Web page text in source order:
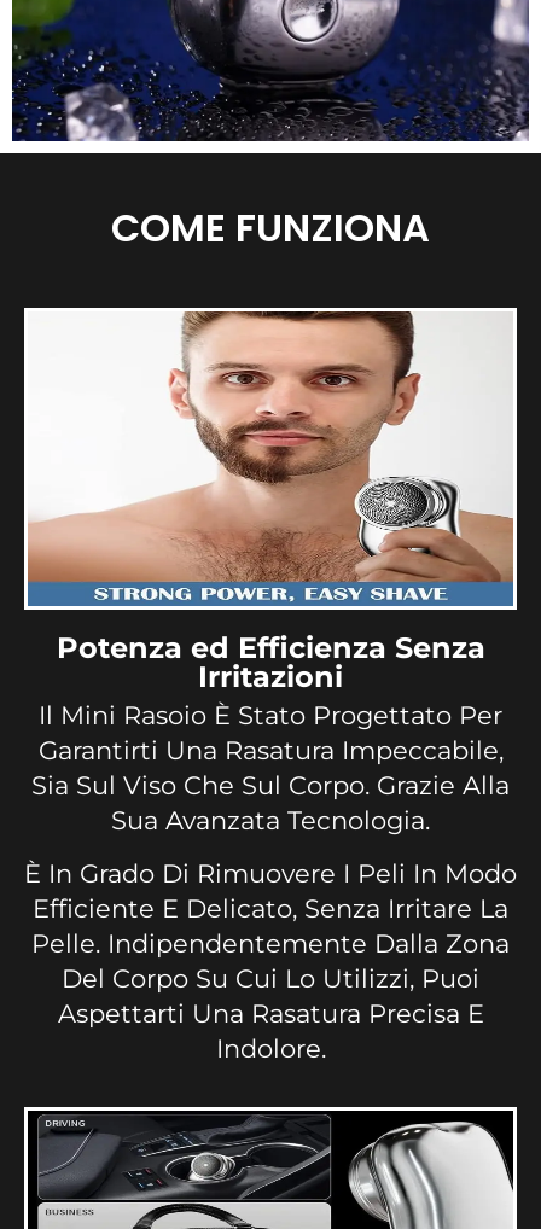
COME FUNZIONA
Potenza ed Efficienza Senza
Irritazioni
Il Mini Rasoio È Stato Progettato Per
Garantirti Una Rasatura Impeccabile,
Sia Sul Viso Che Sul Corpo. Grazie Alla
Sua Avanzata Tecnologia.
È In Grado Di Rimuovere I Peli In Modo
Efficiente E Delicato, Senza Irritare La
Pelle. Indipendentemente Dalla Zona
Del Corpo Su Cui Lo Utilizzi, Puoi
Aspettarti Una Rasatura Precisa E
Indolore.